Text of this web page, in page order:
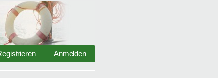
Anmelden